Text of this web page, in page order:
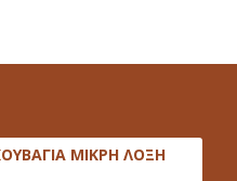
ΜΙΚΡΗ ΛΟΞΗ